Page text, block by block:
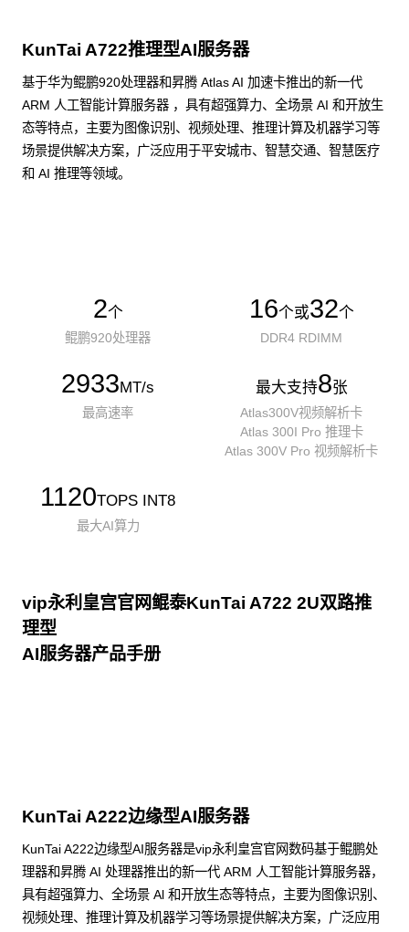
KunTai A722推理型AI服务器
基于华为鲲鹏920处理器和昇腾 Atlas AI 加速卡推出的新一代
ARM 人工智能计算服务器 ，具有超强算力、全场景 AI 和开放生
态等特点，主要为图像识别、视频处理、推理计算及机器学习等
场景提供解决方案，广泛应用于平安城市、智慧交通、智慧医疗
和 AI 推理等领域。
2个
鲲鹏920处理器
16个或32个
DDR4 RDIMM
2933MT/s
最高速率
最大支持8张
Atlas300V视频解析卡
Atlas 300I Pro 推理卡
Atlas 300V Pro 视频解析卡
1120TOPS INT8
最大AI算力
vip永利皇宫官网鲲泰KunTai A722 2U双路推
理型
AI服务器产品手册
KunTai A222边缘型AI服务器
KunTai A222边缘型AI服务器是vip永利皇宫官网数码基于鲲鹏处
理器和昇腾 AI 处理器推出的新一代 ARM 人工智能计算服务器，
具有超强算力、全场景 Al 和开放生态等特点，主要为图像识别、
视频处理、推理计算及机器学习等场景提供解决方案，广泛应用